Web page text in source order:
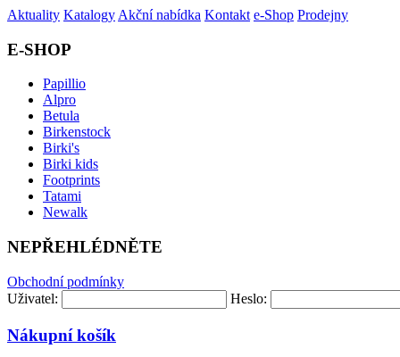
Aktuality Katalogy Akční nabídka Kontakt e-Shop Prodejny
E-SHOP
Papillio
Alpro
Betula
Birkenstock
Birki's
Birki kids
Footprints
Tatami
Newalk
NEPŘEHLÉDNĚTE
Obchodní podmínky
Uživatel:
Heslo:
Nákupní košík